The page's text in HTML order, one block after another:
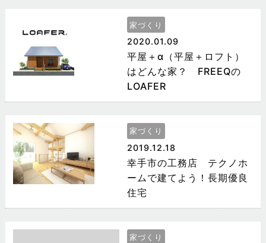
家づくり
2020.01.09
平屋＋α（平屋＋ロフト）
はどんな家？ FREEQの
LOAFER
家づくり
2019.12.18
幸手市の工務店 テクノホ
ームで建てよう！長期優良
住宅
家づくり